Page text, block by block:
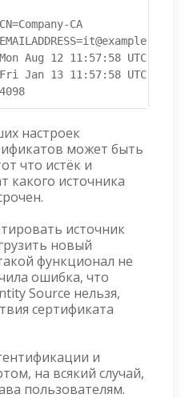
CA
Aug 12 11:57:58 UTC 2022
Jan 13 11:57:58 UTC 2023
настроек
может быть
что истёк и
какого источника
источник
новый
функционал не
ошибка, что
Source нельзя,
сертификата
и
на всякий случай,
пользователям.